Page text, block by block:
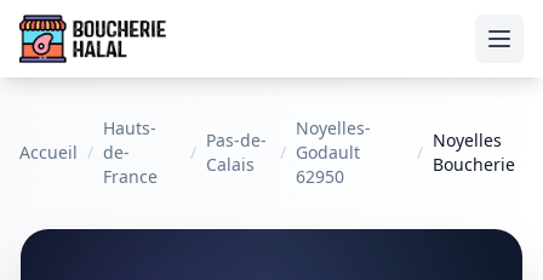
Accueil /
Hauts-
de-
France
/
Pas-de-
Calais
/
Noyelles-
Godault
62950
/
Noyelles
Boucherie